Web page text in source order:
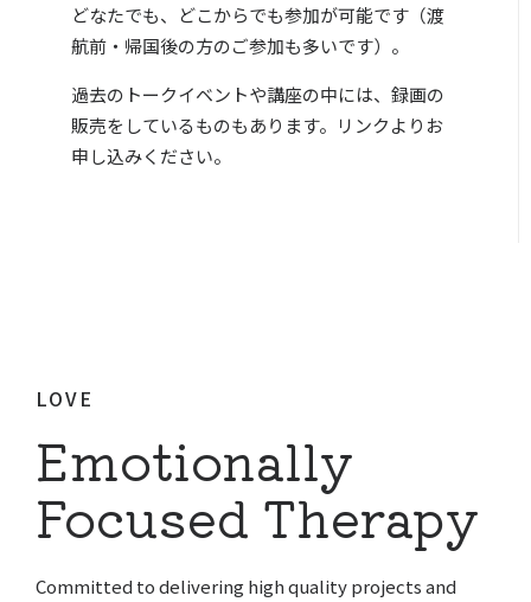
どなたでも、どこからでも参加が可能です（渡
航前・帰国後の方のご参加も多いです）。
過去のトークイベントや講座の中には、録画の
販売をしているものもあります。リンクよりお
申し込みください。
LOVE
Emotionally
Focused Therapy
Committed to delivering high quality projects and